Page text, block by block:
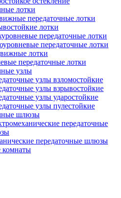
лотки
передаточные лотки
лотки
передаточные лотки
передаточные лотки
лотки
передаточные лотки
узлы
узлы взломостойкие
узлы взрывостойкие
узлы ударостойкие
узлы пулестойкие
шлюзы
передаточные
передаточные шлюзы